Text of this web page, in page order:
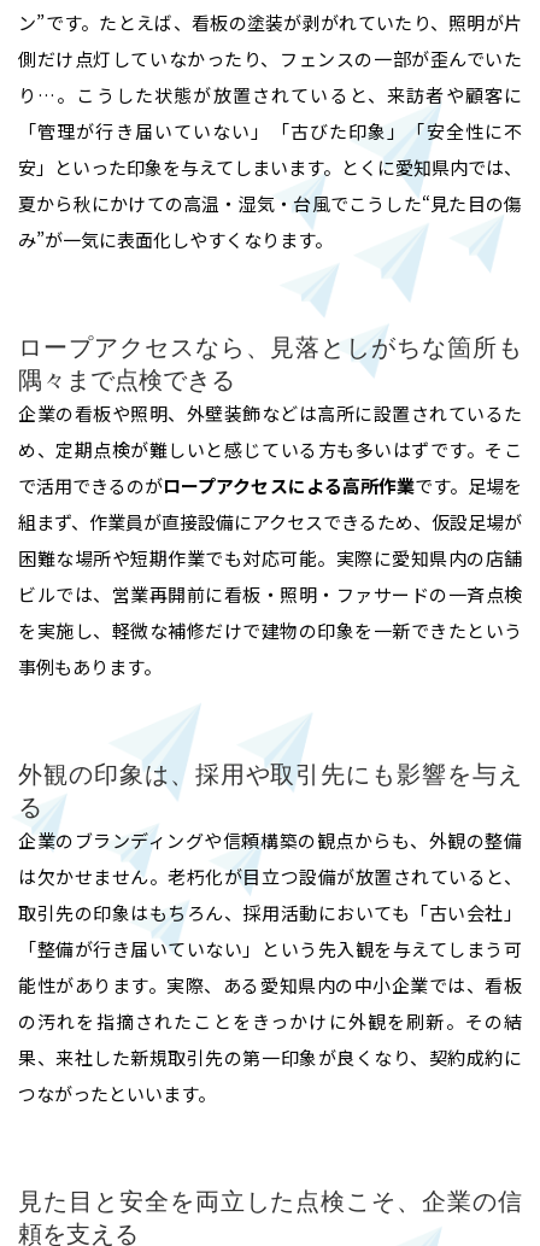
ン”です。たとえば、看板の塗装が剥がれていたり、照明が片
側だけ点灯していなかったり、フェンスの一部が歪んでいた
り…。こうした状態が放置されていると、来訪者や顧客に
「管理が行き届いていない」「古びた印象」「安全性に不
安」といった印象を与えてしまいます。とくに愛知県内では、
夏から秋にかけての高温・湿気・台風でこうした“見た目の傷
み”が一気に表面化しやすくなります。
ロープアクセスなら、見落としがちな箇所も
隅々まで点検できる
企業の看板や照明、外壁装飾などは高所に設置されているた
め、定期点検が難しいと感じている方も多いはずです。そこ
で活用できるのがロープアクセスによる高所作業です。足場を
組まず、作業員が直接設備にアクセスできるため、仮設足場が
困難な場所や短期作業でも対応可能。実際に愛知県内の店舗
ビルでは、営業再開前に看板・照明・ファサードの一斉点検
を実施し、軽微な補修だけで建物の印象を一新できたという
事例もあります。
外観の印象は、採用や取引先にも影響を与え
る
企業のブランディングや信頼構築の観点からも、外観の整備
は欠かせません。老朽化が目立つ設備が放置されていると、
取引先の印象はもちろん、採用活動においても「古い会社」
「整備が行き届いていない」という先入観を与えてしまう可
能性があります。実際、ある愛知県内の中小企業では、看板
の汚れを指摘されたことをきっかけに外観を刷新。その結
果、来社した新規取引先の第一印象が良くなり、契約成約に
つながったといいます。
見た目と安全を両立した点検こそ、企業の信
頼を支える